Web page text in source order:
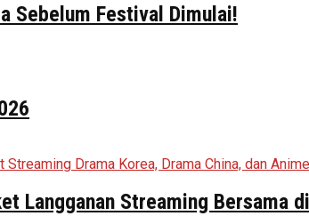
Sebelum Festival Dimulai!
Langganan Streaming Bersama